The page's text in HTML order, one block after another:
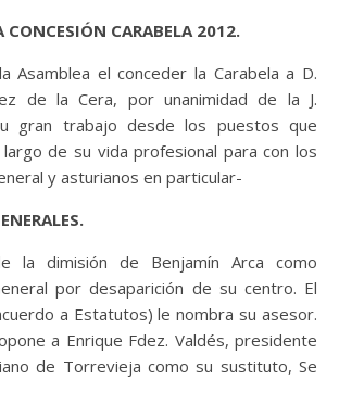
CONCESIÓN CARABELA 2012.
Asamblea el conceder la Carabela a D.
de la Cera, por unanimidad de la J.
gran trabajo desde los puestos que
de su vida profesional para con los
y asturianos en particular-
la dimisión de Benjamín Arca como
por desaparición de su centro. El
a Estatutos) le nombra su asesor.
a Enrique Fdez. Valdés, presidente
de Torrevieja como su sustituto, Se